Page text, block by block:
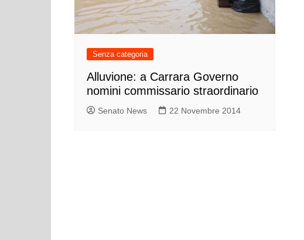
Cultura ed Istruzione
Difesa
Giustizia
Senza categoria
Alluvione: a Carrara Governo
nomini commissario straordinario
Senato News 22 Novembre 2014